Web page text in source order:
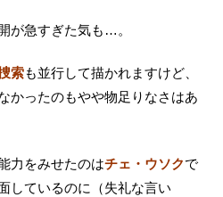
が急すぎた気も…。
索も並行して描かれますけど、
かったのもやや物足りなさはあ
力をみせたのはチェ・ウソクで
しているのに（失礼な言い